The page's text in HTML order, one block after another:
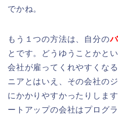
でかね。
もう１つの方法は、自分の
とです。どうゆうことかと
会社が雇ってくれやすくな
ニアとはいえ、その会社の
にかかりやすかったりしま
ートアップの会社はプログ